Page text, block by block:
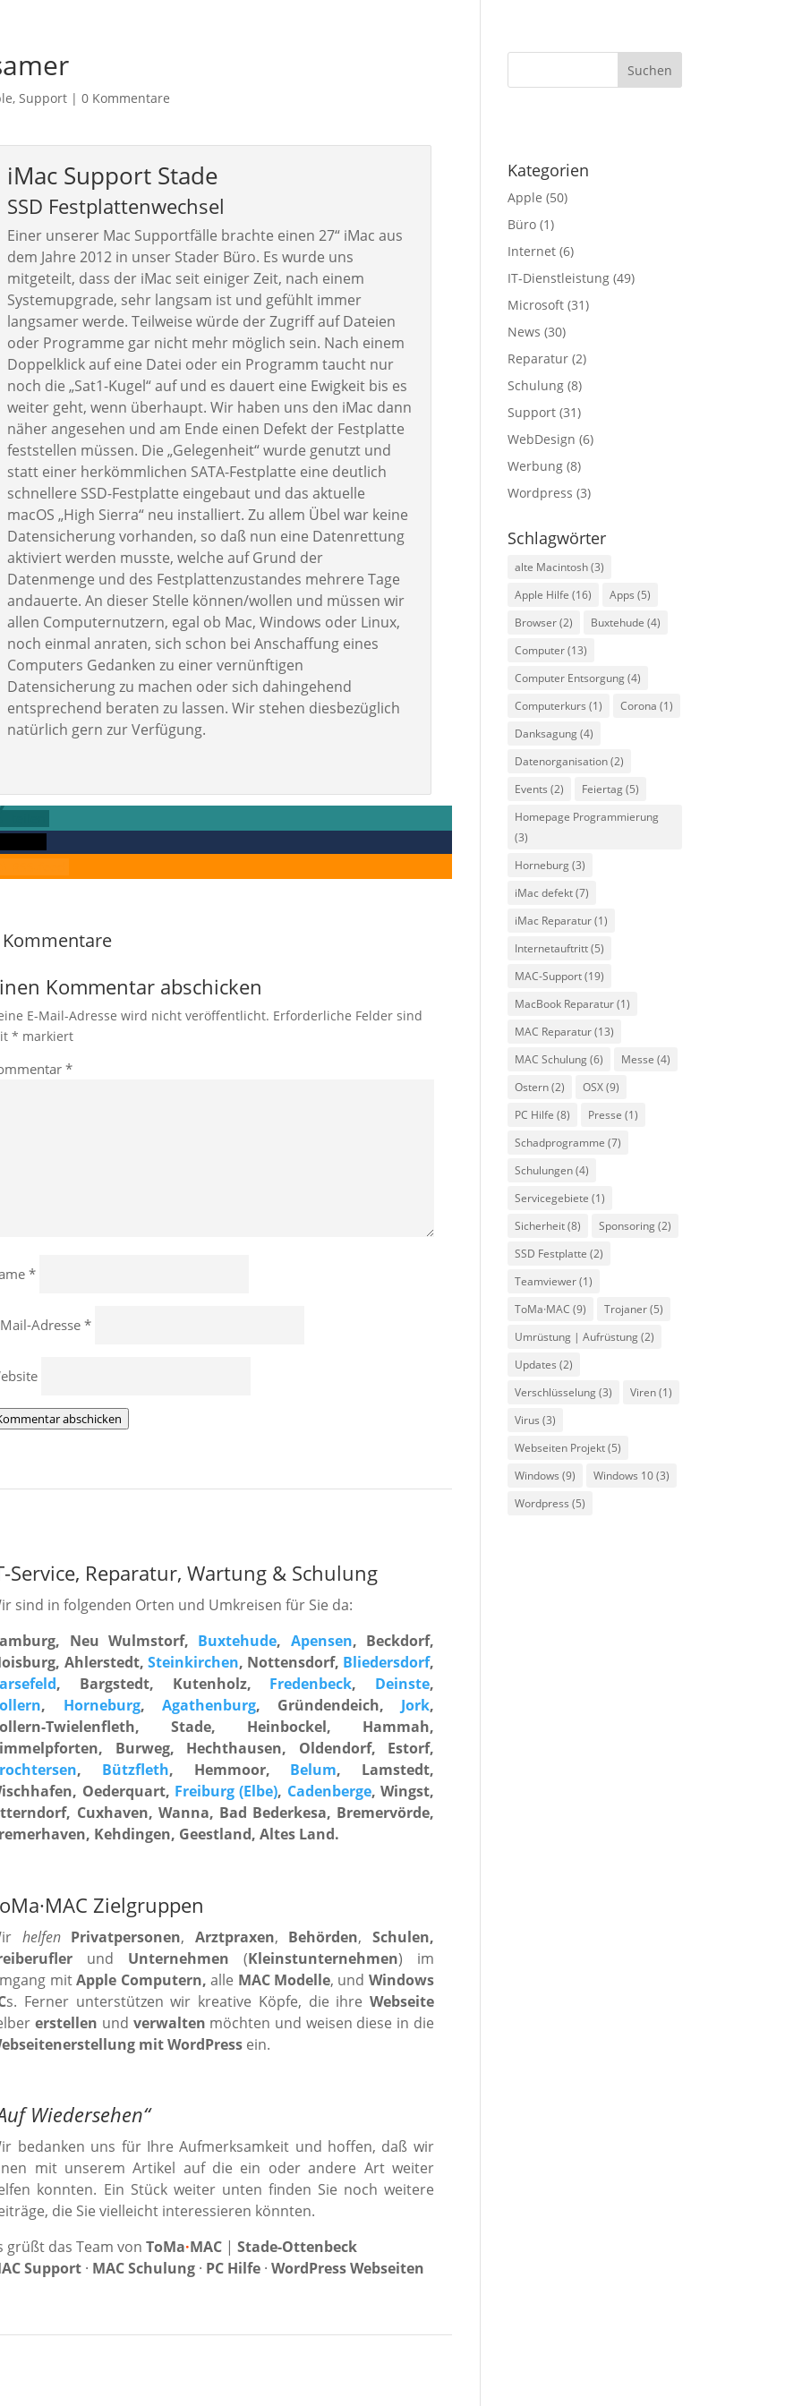
,Support |0 Kommentare
iMac Support Stade
SSD Festplattenwechsel
Einer unserer Mac Supportfälle brachte einen 27“ iMac aus
dem Jahre 2012 in unser Stader Büro. Es wurde uns
mitgeteilt, dass der iMac seit einiger Zeit, nach einem
Systemupgrade, sehr langsam ist und gefühlt immer
langsamer werde. Teilweise würde der Zugriff auf Dateien
oder Programme gar nicht mehr möglich sein. Nach einem
Doppelklick auf eine Datei oder ein Programm taucht nur
noch die „Sat1-Kugel“ auf und es dauert eine Ewigkeit bis es
weiter geht, wenn überhaupt. Wir haben uns den iMac dann
näher angesehen und am Ende einen Defekt der Festplatte
feststellen müssen. Die „Gelegenheit“ wurde genutzt und
statt einer herkömmlichen SATA-Festplatte eine deutlich
schnellere SSD-Festplatte eingebaut und das aktuelle
macOS „High Sierra“ neu installiert. Zu allem Übel war keine
Datensicherung vorhanden, so daß nun eine Datenrettung
aktiviert werden musste, welche auf Grund der
Datenmenge und des Festplattenzustandes mehrere Tage
andauerte. An dieser Stelle können/wollen und müssen wir
allen Computernutzern, egal ob Mac, Windows oder Linux,
noch einmal anraten, sich schon bei Anschaffung eines
Computers Gedanken zu einer vernünftigen
Datensicherung zu machen oder sich dahingehend
entsprechend beraten zu lassen. Wir stehen diesbezüglich
natürlich gern zur Verfügung.
Kommentare
Kommentar abschicken
E-Mail-Adresse wird nicht veröffentlicht. Erforderliche Felder sind
* markiert
*
*
Mail-Adresse*
abschicken
Service, Reparatur, Wartung & Schulung
sind in folgenden Orten und Umkreisen für Sie da:
Neu Wulmstorf, Buxtehude, Apensen, Beckdorf,
Ahlerstedt, Steinkirchen, Nottensdorf, Bliedersdorf,
, Bargstedt, Kutenholz, Fredenbeck, Deinste,
, Horneburg, Agathenburg, Gründendeich, Jork,
Twielenfleth, Stade, Heinbockel, Hammah,
Burweg, Hechthausen, Oldendorf, Estorf,
, Bützfleth, Hemmoor, Belum, Lamstedt,
Oederquart, Freiburg (Elbe), Cadenberge, Wingst,
Cuxhaven, Wanna, Bad Bederkesa, Bremervörde,
Kehdingen, Geestland, Altes Land.
Zielgruppen
helfen Privatpersonen, Arztpraxen, Behörden, Schulen,
und Unternehmen (Kleinstunternehmen) im
mitApple Computern,alle MAC Modelle, und Windows
s. Ferner unterstützen wir kreative Köpfe, die ihre Webseite
erstellen und verwalten möchten und weisen diese in die
mit WordPress ein.
Wiedersehen“
bedanken uns für Ihre Aufmerksamkeit und hoffen, daß wir
mit unserem Artikel auf die ein oder andere Art weiter
konnten. Ein Stück weiter unten finden Sie noch weitere
die Sie vielleicht interessieren könnten.
grüßt das Team vonToMa·MAC |Stade-Ottenbeck
Support · MAC Schulung · PC Hilfe ·WordPress Webseiten
Kategorien
Apple (50)
Büro (1)
Internet (6)
IT-Dienstleistung (49)
Microsoft (31)
News (30)
Reparatur (2)
Schulung (8)
Support (31)
WebDesign (6)
Werbung (8)
Wordpress (3)
Schlagwörter
alte Macintosh(3)
Apple Hilfe (16) Apps (5)
Browser(2) Buxtehude (4)
Computer(13)
Computer Entsorgung(4)
Computerkurs (1) Corona (1)
Danksagung(4)
Datenorganisation(2)
Events (2) Feiertag(5)
Homepage Programmierung
(3)
Horneburg(3)
iMac defekt(7)
iMac Reparatur(1)
Internetauftritt(5)
MAC-Support(19)
MacBook Reparatur(1)
MAC Reparatur(13)
MAC Schulung(6) Messe (4)
Ostern(2) OSX(9)
PC Hilfe (8) Presse (1)
Schadprogramme (7)
Schulungen(4)
Servicegebiete (1)
Sicherheit(8) Sponsoring(2)
SSD Festplatte (2)
Teamviewer(1)
ToMa·MAC (9) Trojaner(5)
Umrüstung | Aufrüstung(2)
Updates (2)
Verschlüsselung(3) Viren(1)
Virus (3)
Webseiten Projekt(5)
Windows (9) Windows 10(3)
Wordpress (5)